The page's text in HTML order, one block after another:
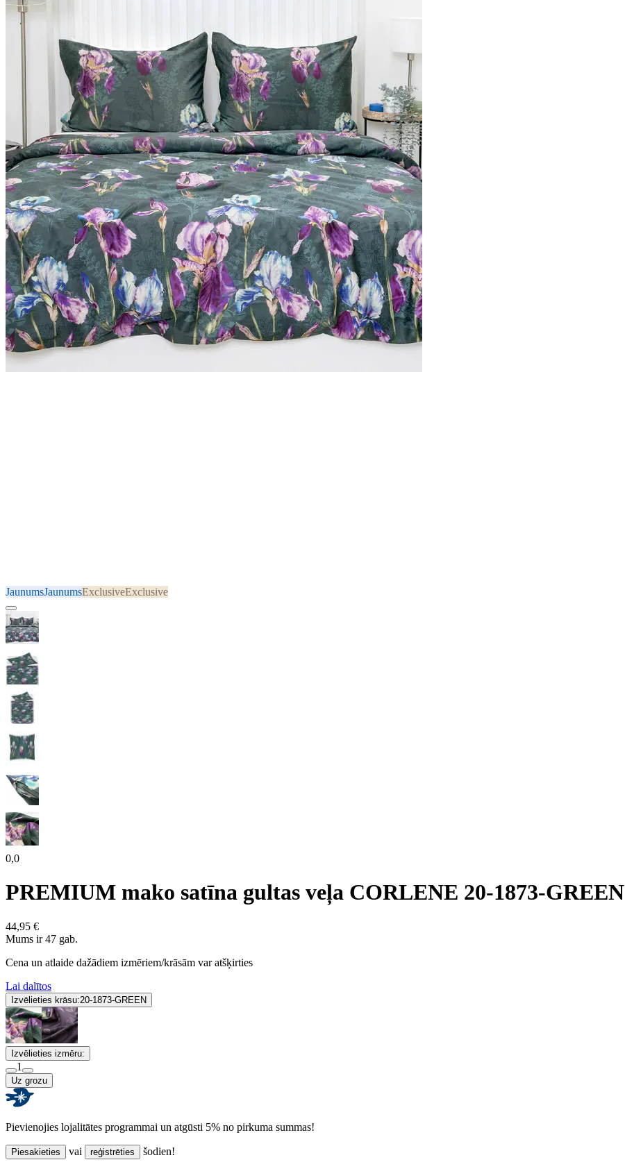
JaunumsJaunumsExclusiveExclusive
0,0
PREMIUM mako satīna gultas veļa CORLENE 20-1873-GREEN
44,95 €
Mums ir 47 gab.
Cena un atlaide dažādiem izmēriem/krāsām var atšķirties
Lai dalītos
Izvēlieties krāsu:20-1873-GREEN
Izvēlieties izmēru:
1
Uz grozu
Pievienojies lojalitātes programmai un atgūsti 5% no pirkuma summas!
Piesakieties vai reģistrēties šodien!